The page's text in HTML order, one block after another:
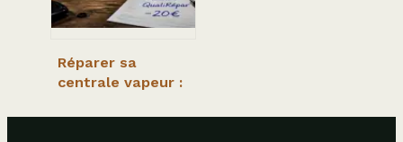
Réparer sa
centrale vapeur :
solutions pour